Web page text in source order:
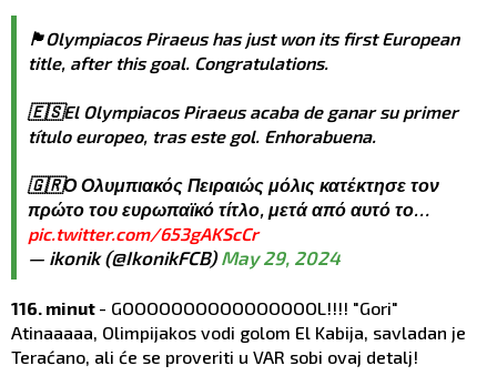
🏴󠁧󠁢󠁥󠁮󠁧󠁿Olympiacos Piraeus has just won its first European
title, after this goal. Congratulations.
🇪🇸El Olympiacos Piraeus acaba de ganar su primer
título europeo, tras este gol. Enhorabuena.
🇬🇷Ο Ολυμπιακός Πειραιώς μόλις κατέκτησε τον
πρώτο του ευρωπαϊκό τίτλο, μετά από αυτό το…
pic.twitter.com/653gAKScCr
— ikonik (@IkonikFCB)May 29, 2024
116. minut - GOOOOOOOOOOOOOOOOL!!!! "Gori"
Atinaaaaa, Olimpijakos vodi golom El Kabija, savladan je
Teraćano, ali će se proveriti u VAR sobi ovaj detalj!